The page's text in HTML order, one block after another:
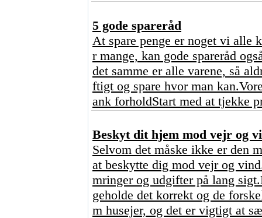
5 gode spareråd
At spare penge er noget vi alle
r mange, kan gode spareråd
det samme er alle varene, så
ftigt og spare hvor man
ank forholdStart med at tjekke
Beskyt dit hjem mod vejr og
Selvom det måske ikke er den
at beskytte dig mod vejr og
mringer og udgifter på lang
geholde det korrekt og de
m husejer, og det er vigtigt at